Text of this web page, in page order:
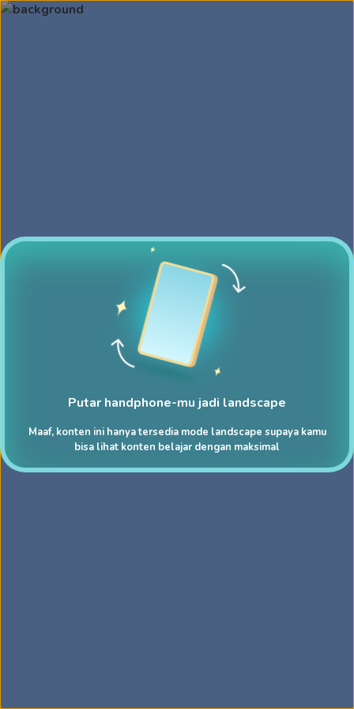
Putar handphone-mu jadi landscape
Maaf, konten ini hanya tersedia mode landscape supaya kamu
bisa lihat konten belajar dengan maksimal